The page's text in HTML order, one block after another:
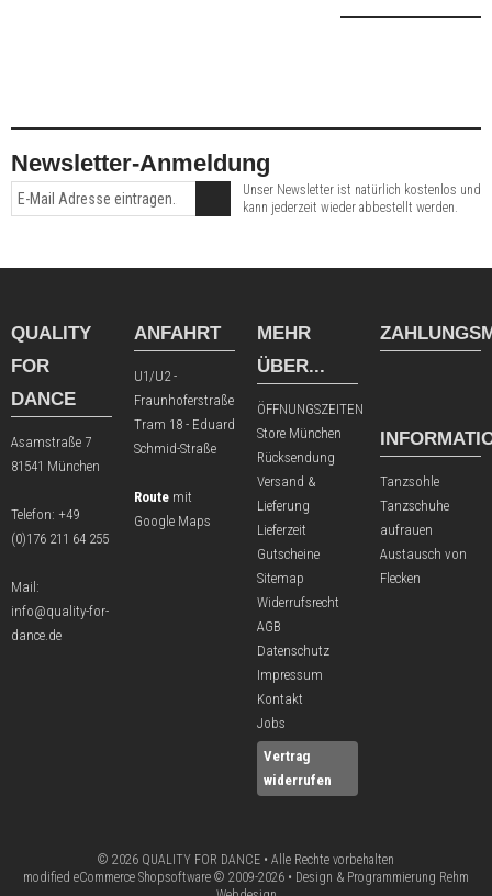
Newsletter-Anmeldung
Unser Newsletter ist natürlich kostenlos und
kann jederzeit wieder abbestellt werden.
QUALITY
FOR
DANCE
Asamstraße 7
81541 München
Telefon: +49
(0)176 211 64 255
Mail:
info@quality-for-
dance.de
ANFAHRT
U1/U2 -
Fraunhoferstraße
Tram 18 - Eduard
Schmid-Straße
Route mit
Google Maps
MEHR
ÜBER...
ÖFFNUNGSZEITEN
Store München
Rücksendung
Versand &
Lieferung
Lieferzeit
Gutscheine
Sitemap
Widerrufsrecht
AGB
Datenschutz
Impressum
Kontakt
Jobs
Vertrag
widerrufen
Tanzsohle
Tanzschuhe
aufrauen
Austausch von
Flecken
© 2026 QUALITY FOR DANCE • Alle Rechte vorbehalten
modified eCommerce Shopsoftware © 2009-2026 • Design & Programmierung Rehm